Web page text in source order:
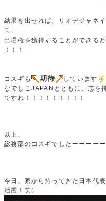
結果を出せれば、リオデジャネ
て、
出場権を獲得することができると
！！！
コスギも 期待 しています
なでしこJAPANとともに、志を
ですね！！！！！！！！！
以上、
総務部のコスギでしたーーーー
今日、家から持ってきた日本代
活躍！笑）